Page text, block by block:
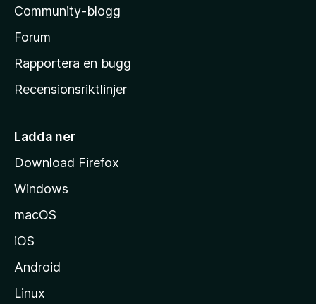
a
s
h
m
i
a
Community-blogg
Forum
Rapportera en bugg
Recensionsriktlinjer
Ladda ner
Download Firefox
Windows
macOS
iOS
Android
Linux